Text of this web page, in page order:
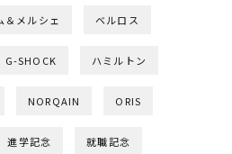
＆メルシェ ベルロス
G-SHOCK ハミルトン
NORQAIN ORIS
進学記念 就職記念